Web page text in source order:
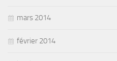
mars 2014
février 2014